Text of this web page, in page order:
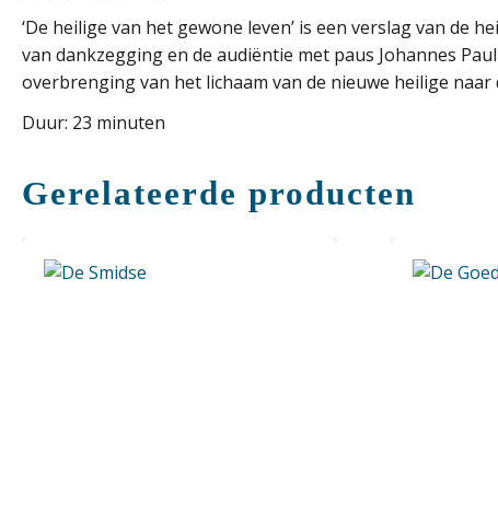
‘De heilige van het gewone leven’ is een verslag van
van dankzegging en de audiëntie met paus Johannes
overbrenging van het lichaam van de nieuwe heilige naar
Duur: 23 minuten
Gerelateerde producten